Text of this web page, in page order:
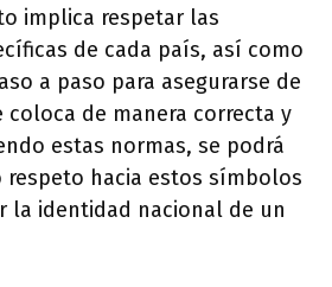
implica respetar las
de cada país, así como
a paso para asegurarse de
coloca de manera correcta y
estas normas, se podrá
hacia estos símbolos
la identidad nacional de un